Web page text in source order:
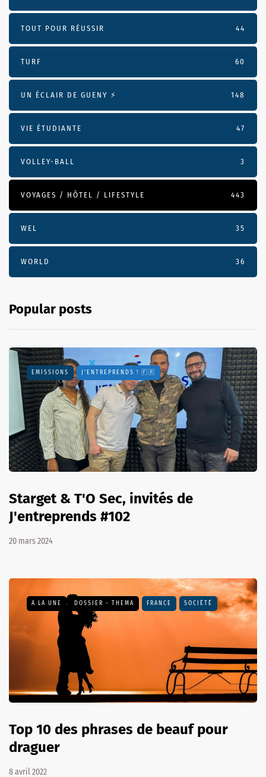
TOUT POUR RÉUSSIR 44
TURF 60
UN ÉCLAIR DE GUENY ⚡️ 148
VIE ÉTUDIANTE 47
VOLLEY-BALL 3
VOYAGES / HÔTEL / LIFESTYLE 443
WEL 35
WORLD 36
Popular posts
EMISSIONS J'ENTREPRENDS ! 🇫🇷
Starget & T'O Sec, invités de
J'entreprends #102
20 mars 2024
A LA UNE DOSSIER - THEMA FRANCE SOCIÉTÉ
Top 10 des phrases de beauf pour
draguer
8 avril 2022